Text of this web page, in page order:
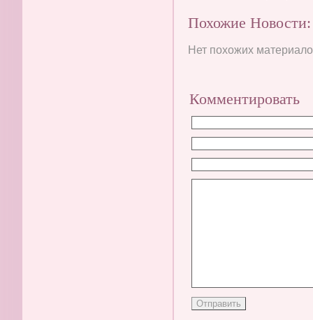
Похожие Новости:
Нет похожих
Комментировать